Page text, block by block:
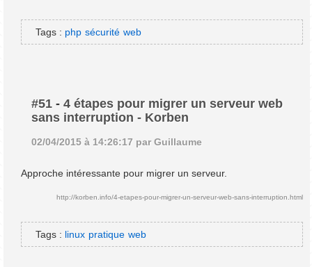
Tags : php sécurité web
#51 -4 étapes pour migrer un serveur web
sans interruption - Korben
02/04/2015 à 14:26:17 par Guillaume
Approche intéressante pour migrer un serveur.
http://korben.info/4-etapes-pour-migrer-un-serveur-web-sans-interruption.html
Tags : linux pratique web